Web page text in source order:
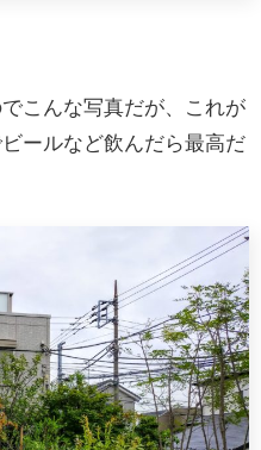
こんな写真だが、これが
ールなど飲んだら最高だ